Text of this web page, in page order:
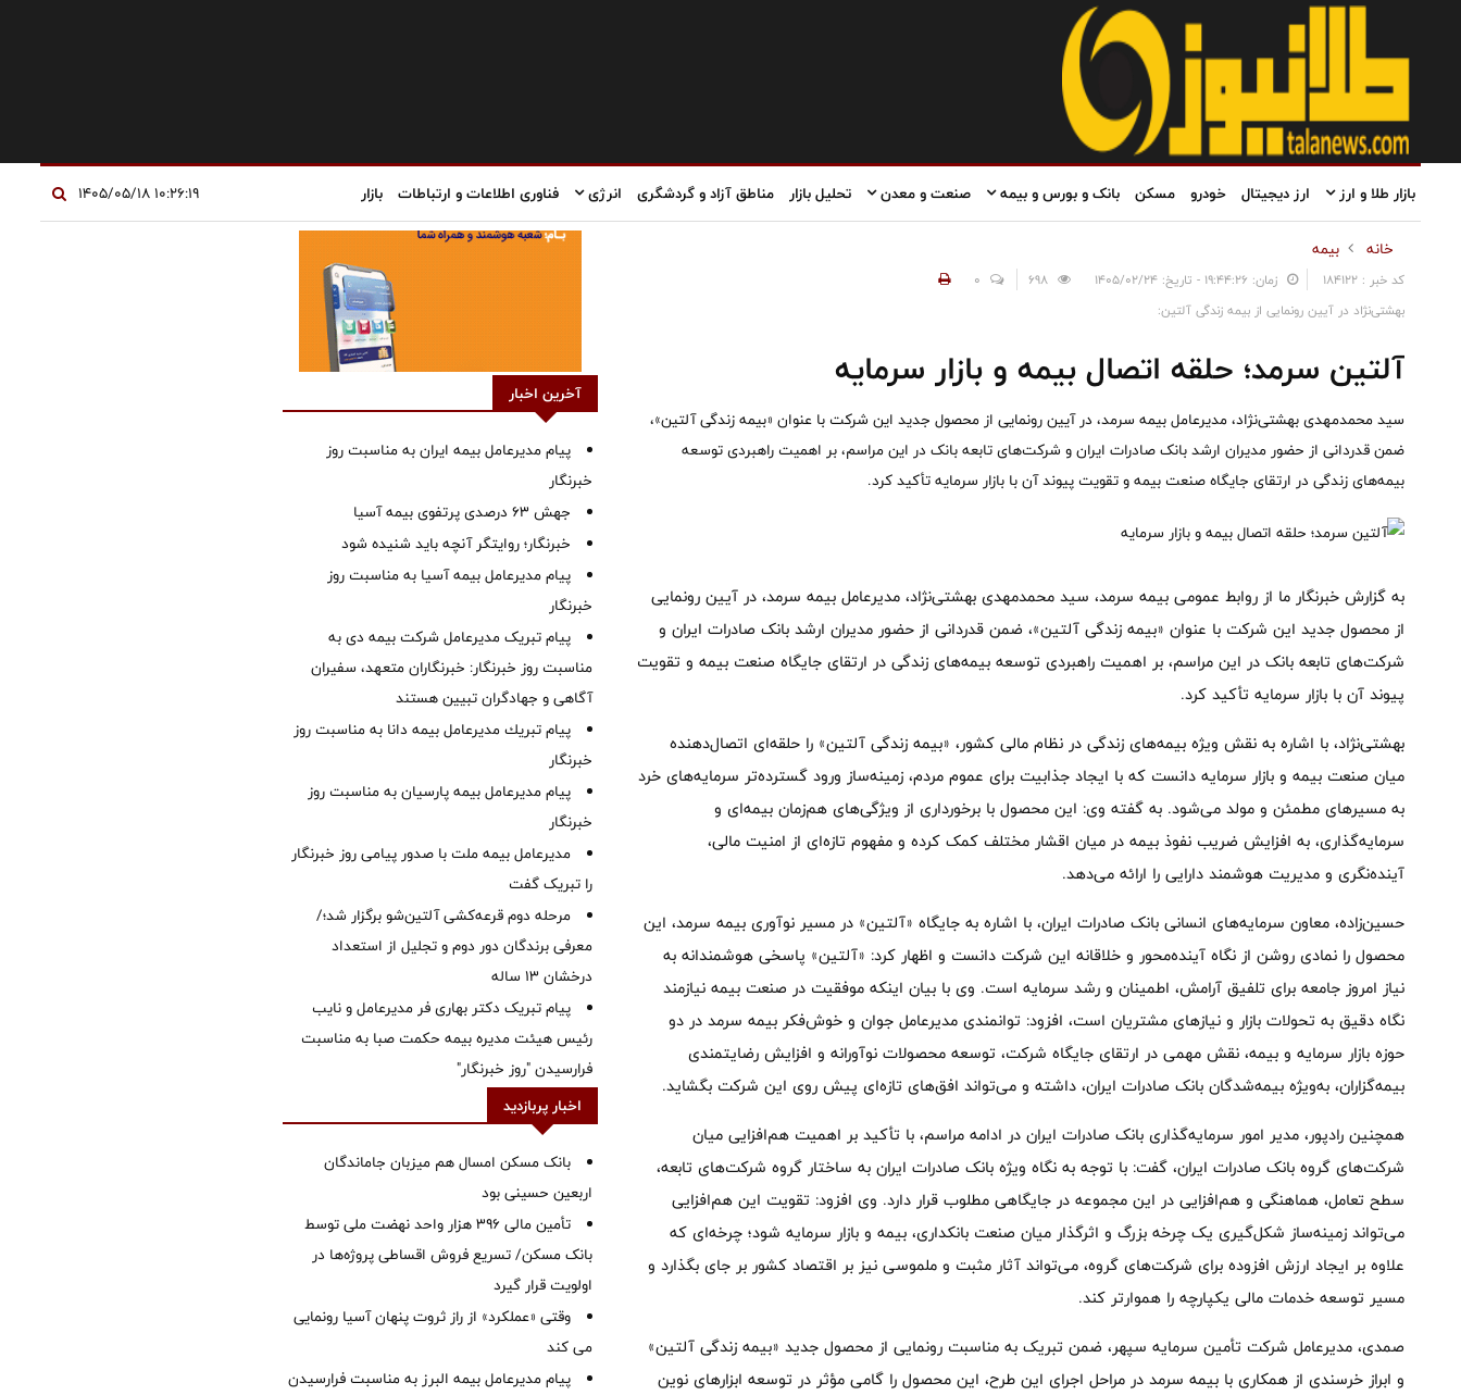
بازار طلا و ارز ارز دیجیتال خودرو مسکن بانک و بورس و بیمه صنعت و معدن تحلیل بازار مناطق آزاد و گردشگری انرژی فناوری اطلاعات و ارتباطات بازار
خانه بیمه
کد خبر : 184122 زمان: ۱۹:۴۴:۲۶ - تاریخ: ۱۴۰۵/۰۲/۲۴
0
بهشتی‌نژاد در آیین رونمایی از بیمه زندگی آلتین:
آلتین سرمد؛ حلقه اتصال بیمه و بازار سرمایه
سید محمدمهدی بهشتی‌نژاد، مدیرعامل بیمه سرمد، در آیین رونمایی از محصول جدید این شرکت با عنوان «بیمه زندگی آلتین»،
ضمن قدردانی از حضور مدیران ارشد بانک صادرات ایران و شرکت‌های تابعه بانک در این مراسم، بر اهمیت راهبردی توسعه
بیمه‌های زندگی در ارتقای جایگاه صنعت بیمه و تقویت پیوند آن با بازار سرمایه تأکید کرد.
به گزارش خبرنگار ما از روابط عمومی بیمه سرمد، سید محمدمهدی بهشتی‌نژاد، مدیرعامل بیمه سرمد، در آیین رونمایی
از محصول جدید این شرکت با عنوان «بیمه زندگی آلتین»، ضمن قدردانی از حضور مدیران ارشد بانک صادرات ایران و
شرکت‌های تابعه بانک در این مراسم، بر اهمیت راهبردی توسعه بیمه‌های زندگی در ارتقای جایگاه صنعت بیمه و تقویت
پیوند آن با بازار سرمایه تأکید کرد.
بهشتی‌نژاد، با اشاره به نقش ویژه بیمه‌های زندگی در نظام مالی کشور، «بیمه زندگی آلتین» را حلقه‌ای اتصال‌دهنده
میان صنعت بیمه و بازار سرمایه دانست که با ایجاد جذابیت برای عموم مردم، زمینه‌ساز ورود گسترده‌تر سرمایه‌های خرد
به مسیرهای مطمئن و مولد می‌شود. به گفته وی: این محصول با برخورداری از ویژگی‌های هم‌زمان بیمه‌ای و
سرمایه‌گذاری، به افزایش ضریب نفوذ بیمه در میان اقشار مختلف کمک کرده و مفهوم تازه‌ای از امنیت مالی،
آینده‌نگری و مدیریت هوشمند دارایی را ارائه می‌دهد.
حسین‌زاده، معاون سرمایه‌های انسانی بانک صادرات ایران، با اشاره به جایگاه «آلتین» در مسیر نوآوری بیمه سرمد، این
محصول را نمادی روشن از نگاه آینده‌محور و خلاقانه این شرکت دانست و اظهار کرد: «آلتین» پاسخی هوشمندانه به
نیاز امروز جامعه برای تلفیق آرامش، اطمینان و رشد سرمایه است. وی با بیان اینکه موفقیت در صنعت بیمه نیازمند
نگاه دقیق به تحولات بازار و نیازهای مشتریان است، افزود: توانمندی مدیرعامل جوان و خوش‌فکر بیمه سرمد در دو
حوزه بازار سرمایه و بیمه، نقش مهمی در ارتقای جایگاه شرکت، توسعه محصولات نوآورانه و افزایش رضایتمندی
بیمه‌گزاران، به‌ویژه بیمه‌شدگان بانک صادرات ایران، داشته و می‌تواند افق‌های تازه‌ای پیش روی این شرکت بگشاید.
همچنین رادپور، مدیر امور سرمایه‌گذاری بانک صادرات ایران در ادامه مراسم، با تأکید بر اهمیت هم‌افزایی میان
شرکت‌های گروه بانک صادرات ایران، گفت: با توجه به نگاه ویژه بانک صادرات ایران به ساختار گروه شرکت‌های تابعه،
سطح تعامل، هماهنگی و هم‌افزایی در این مجموعه در جایگاهی مطلوب قرار دارد. وی افزود: تقویت این هم‌افزایی
می‌تواند زمینه‌ساز شکل‌گیری یک چرخه بزرگ و اثرگذار میان صنعت بانکداری، بیمه و بازار سرمایه شود؛ چرخه‌ای که
علاوه بر ایجاد ارزش افزوده برای شرکت‌های گروه، می‌تواند آثار مثبت و ملموسی نیز بر اقتصاد کشور بر جای بگذارد و
مسیر توسعه خدمات مالی یکپارچه را هموارتر کند.
صمدی، مدیرعامل شرکت تأمین سرمایه سپهر، ضمن تبریک به مناسبت رونمایی از محصول جدید «بیمه زندگی آلتین»
و ابراز خرسندی از همکاری با بیمه سرمد در مراحل اجرای این طرح، این محصول را گامی مؤثر در توسعه ابزارهای نوین
آخرین اخبار
پیام مدیرعامل بیمه ایران به مناسبت روز
خبرنگار
جهش ۶۳ درصدی پرتفوی بیمه آسیا
خبرنگار؛ روایتگر آنچه باید شنیده شود
پیام مدیرعامل بیمه آسیا به مناسبت روز
خبرنگار
پیام تبریک مدیرعامل شرکت بیمه دی به
مناسبت روز خبرنگار: خبرنگاران متعهد، سفیران
آگاهی و جهادگران تبیین هستند
پیام ‌تبریك‌ مدیرعامل بیمه دانا به مناسبت روز
خبرنگار
پیام مدیرعامل بیمه پارسیان به مناسبت روز
خبرنگار
مدیرعامل بیمه ملت با صدور پیامی روز خبرنگار
را تبریک گفت
مرحله دوم قرعه‌کشی آلتین‌شو برگزار شد؛/
معرفی برندگان دور دوم و تجلیل از استعداد
درخشان ۱۳ ساله
پیام تبریک دکتر بهاری فر مدیرعامل و نایب
رئیس هیئت مدیره بیمه حکمت صبا به مناسبت
فرارسیدن "روز خبرنگار"
اخبار پربازدید
بانک مسکن امسال هم میزبان جاماندگان
اربعین حسینی بود
تأمین مالی ۳۹۶ هزار واحد نهضت ملی توسط
بانک مسکن/ تسریع فروش اقساطی پروژه‌ها در
اولویت قرار گیرد
وقتی «عملکرد» از راز ثروت پنهان آسیا رونمایی
می کند
پیام مدیرعامل بیمه البرز به مناسبت فرارسیدن